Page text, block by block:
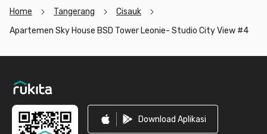
Home Tangerang
Cisauk
Apartemen Sky House BSD Tower Leonie- Studio City View #4
Download Aplikasi